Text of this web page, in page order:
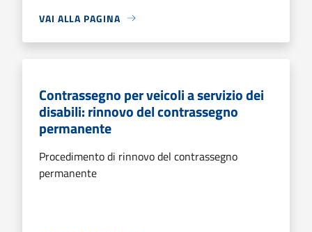
VAI ALLA PAGINA
Contrassegno per veicoli a servizio dei
disabili: rinnovo del contrassegno
permanente
Procedimento di rinnovo del contrassegno
permanente